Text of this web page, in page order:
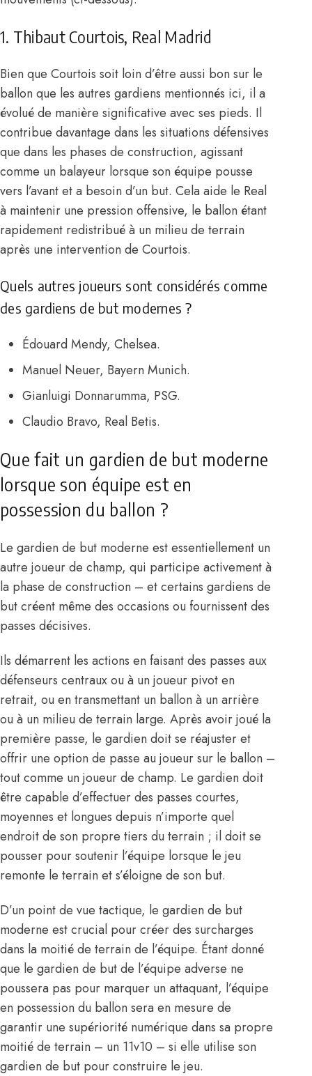
1. Thibaut Courtois, Real Madrid
Bien que Courtois soit loin d’être aussi bon sur le
ballon que les autres gardiens mentionnés ici, il a
évolué de manière significative avec ses pieds. Il
contribue davantage dans les situations défensives
que dans les phases de construction, agissant
comme un balayeur lorsque son équipe pousse
vers l’avant et a besoin d’un but. Cela aide le Real
à maintenir une pression offensive, le ballon étant
rapidement redistribué à un milieu de terrain
après une intervention de Courtois.
Quels autres joueurs sont considérés comme
des gardiens de but modernes ?
Édouard Mendy, Chelsea.
Manuel Neuer, Bayern Munich.
Gianluigi Donnarumma, PSG.
Claudio Bravo, Real Betis.
Que fait un gardien de but moderne
lorsque son équipe est en
possession du ballon ?
Le gardien de but moderne est essentiellement un
autre joueur de champ, qui participe activement à
la phase de construction – et certains gardiens de
but créent même des occasions ou fournissent des
passes décisives.
Ils démarrent les actions en faisant des passes aux
défenseurs centraux ou à un joueur pivot en
retrait, ou en transmettant un ballon à un arrière
ou à un milieu de terrain large. Après avoir joué la
première passe, le gardien doit se réajuster et
offrir une option de passe au joueur sur le ballon –
tout comme un joueur de champ. Le gardien doit
être capable d’effectuer des passes courtes,
moyennes et longues depuis n’importe quel
endroit de son propre tiers du terrain ; il doit se
pousser pour soutenir l’équipe lorsque le jeu
remonte le terrain et s’éloigne de son but.
D’un point de vue tactique, le gardien de but
moderne est crucial pour créer des surcharges
dans la moitié de terrain de l’équipe. Étant donné
que le gardien de but de l’équipe adverse ne
poussera pas pour marquer un attaquant, l’équipe
en possession du ballon sera en mesure de
garantir une supériorité numérique dans sa propre
moitié de terrain – un 11v10 – si elle utilise son
gardien de but pour construire le jeu.